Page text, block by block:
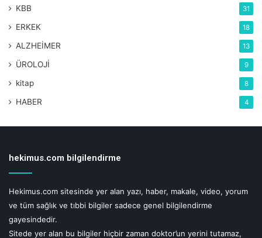
“Kan şekerini kontrol etmek üzere şeker tüketimini
azaltmak da enerji seviyesinde dengeyi
sağlayacaktır. Mikrobiyota dostu beslenme yani beyin-
bağırsak ilişkisinde hem bağışıklığı hem ruh sağlığını
KBB 31
ERKEK 18
ALZHEİMER 13
ÜROLOJİ 9
kitap 8
HABER 4
hekimus.com bilgilendirme
Hekimus.com sitesinde yer alan yazı, haber, makale, video, yorum
ve tüm sağlık ve tıbbi bilgiler sadece genel bilgilendirme
gayesindedir.
Sitede yer alan bu bilgiler hiçbir zaman doktor’un yerini tutamaz,